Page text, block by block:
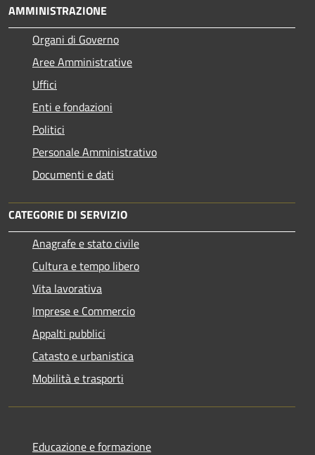
AMMINISTRAZIONE
Organi di Governo
Aree Amministrative
Uffici
Enti e fondazioni
Politici
Personale Amministrativo
Documenti e dati
CATEGORIE DI SERVIZIO
Anagrafe e stato civile
Cultura e tempo libero
Vita lavorativa
Imprese e Commercio
Appalti pubblici
Catasto e urbanistica
Mobilità e trasporti
Educazione e formazione